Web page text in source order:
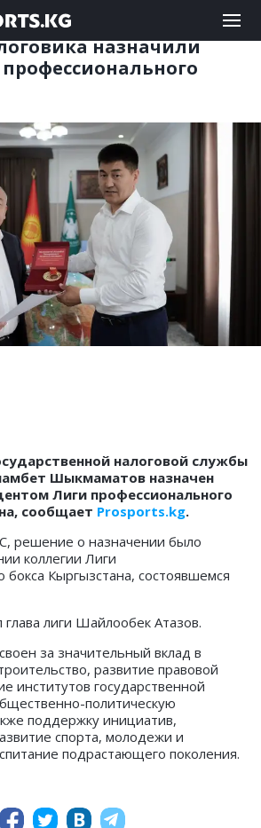
03.06.2026 19:39
назначили
налоговой службы
Шыкмаматов назначен
Лиги профессионального
сообщает Prosports.kg.
решение о назначении было
коллегии Лиги
бокса Кыргызстана, состоявшемся
лиги Шайлообек Атазов.
за значительный вклад в
развитие правовой
институтов государственной
политическую
поддержку инициатив,
спорта, молодежи и
подрастающего поколения.